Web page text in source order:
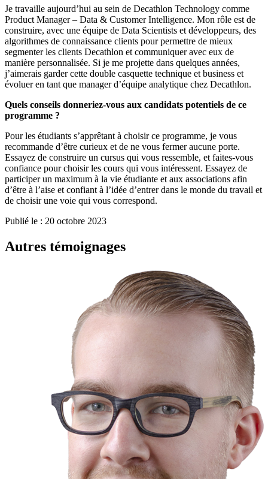
Je travaille aujourd’hui au sein de Decathlon Technology comme
Product Manager – Data & Customer Intelligence. Mon rôle est de
construire, avec une équipe de Data Scientists et développeurs, des
algorithmes de connaissance clients pour permettre de mieux
segmenter les clients Decathlon et communiquer avec eux de
manière personnalisée. Si je me projette dans quelques années,
j’aimerais garder cette double casquette technique et business et
évoluer en tant que manager d’équipe analytique chez Decathlon.
Quels conseils donneriez-vous aux candidats potentiels de ce
programme ?
Pour les étudiants s’apprêtant à choisir ce programme, je vous
recommande d’être curieux et de ne vous fermer aucune porte.
Essayez de construire un cursus qui vous ressemble, et faites-vous
confiance pour choisir les cours qui vous intéressent. Essayez de
participer un maximum à la vie étudiante et aux associations afin
d’être à l’aise et confiant à l’idée d’entrer dans le monde du travail et
de choisir une voie qui vous correspond.
Publié le : 20 octobre 2023
Autres témoignages